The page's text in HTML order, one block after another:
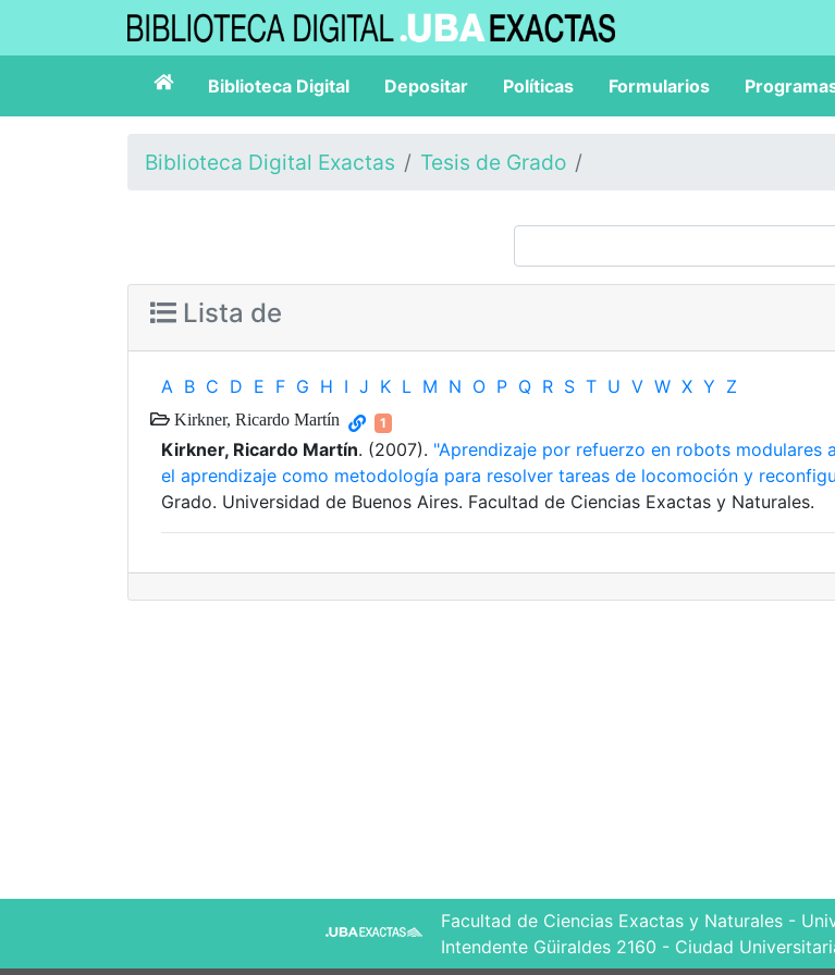
Biblioteca Digital Depositar Políticas Formularios
Biblioteca Digital Exactas Tesis de Grado
Lista de
A B C D E F G H I J K L M N O P Q R S T U V W X Y Z
Kirkner, Ricardo Martín 1
Kirkner, Ricardo Martín. (2007). "Aprendizaje por refuerzo en robots modulares
el aprendizaje como metodología para resolver tareas de locomoción y
Grado. Universidad de Buenos Aires. Facultad de Ciencias Exactas y Naturales.
Facultad de Ciencias Exactas y Naturales -
Intendente Güiraldes 2160 - Ciudad